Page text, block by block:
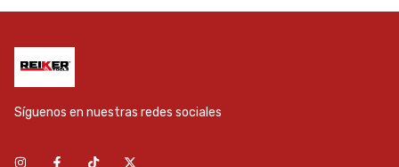
Síguenos en nuestras redes sociales